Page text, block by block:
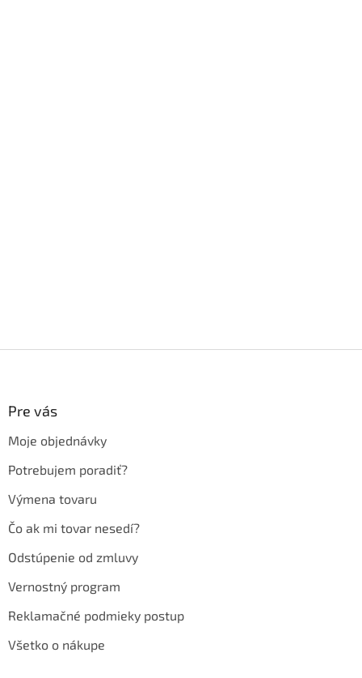
Pre vás
Moje objednávky
Potrebujem poradiť?
Výmena tovaru
Čo ak mi tovar nesedí?
Odstúpenie od zmluvy
Vernostný program
Reklamačné podmieky postup
Všetko o nákupe